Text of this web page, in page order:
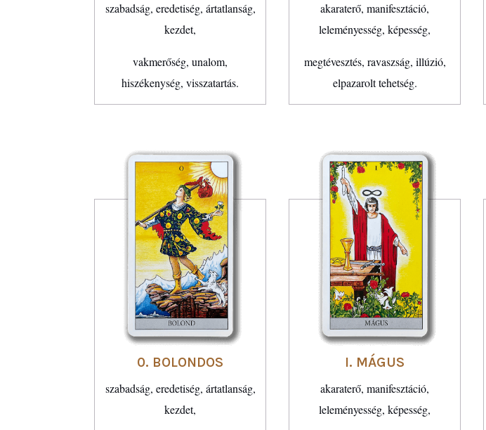
szabadság, eredetiség, ártatlanság,
kezdet,
vakmerőség, unalom,
hiszékenység, visszatartás.
akaraterő, manifesztáció,
leleményesség, képesség,
megtévesztés, ravaszság, illúzió,
elpazarolt tehetség.
0. BOLONDOS
szabadság, eredetiség, ártatlanság,
kezdet,
I. MÁGUS
akaraterő, manifesztáció,
leleményesség, képesség,